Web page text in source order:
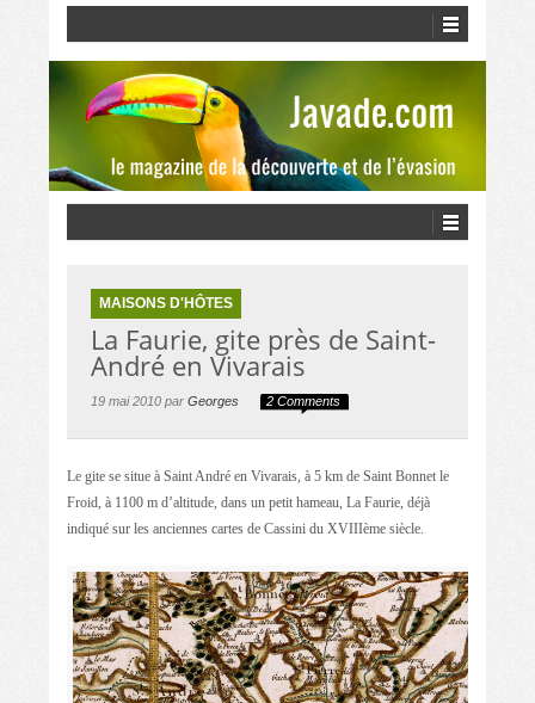
MAISONS D'HÔTES
La Faurie, gite près de Saint-
André en Vivarais
19 mai 2010 par Georges 2 Comments
Le gite se situe à Saint André en Vivarais, à 5 km de Saint Bonnet le
Froid, à 1100 m d’altitude, dans un petit hameau, La Faurie, déjà
indiqué sur les anciennes cartes de Cassini du XVIIIème siècle.